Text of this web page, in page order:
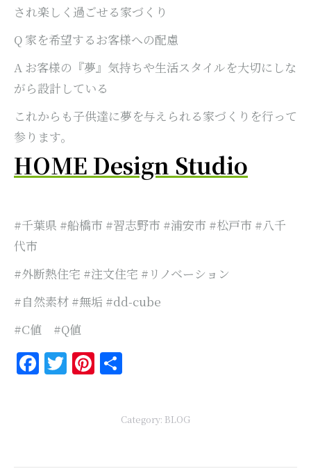
され楽しく過ごせる家づくり
Q 家を希望するお客様への配慮
A お客様の『夢』気持ちや生活スタイルを大切にしな
がら設計している
これからも子供達に夢を与えられる家づくりを行って
参ります。
HOME Design Studio
#千葉県 #船橋市 #習志野市 #浦安市 #松戸市 #八千
代市
#外断熱住宅 #注文住宅 #リノベーション
#自然素材 #無垢 #dd-cube
#C値 #Q値
Facebook
Twitter
Pinterest
Category: BLOG